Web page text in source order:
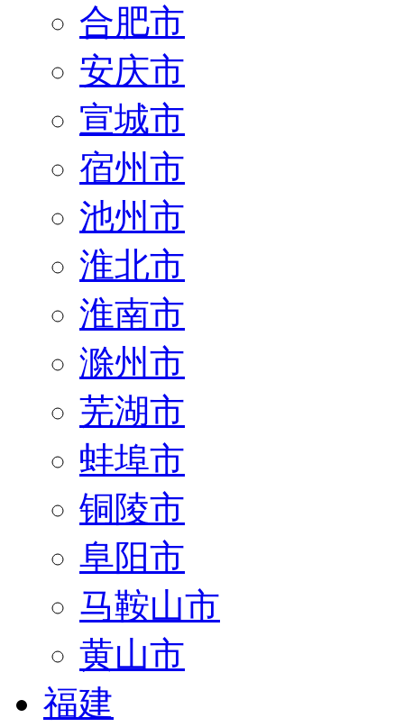
合肥市
安庆市
宣城市
宿州市
池州市
淮北市
淮南市
滁州市
芜湖市
蚌埠市
铜陵市
阜阳市
马鞍山市
黄山市
福建